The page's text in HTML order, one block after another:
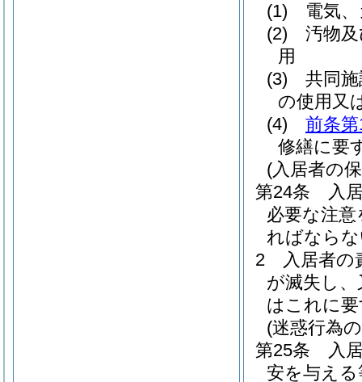
(1)
電気
(2)
汚物
用
(3)
共同
の使用又
(4)
前条
修繕に要
(入居者の
第24条
入
必要な注
ればなら
2
入居者
が滅失し
はこれに
(迷惑行為
第25条
入
安を与え